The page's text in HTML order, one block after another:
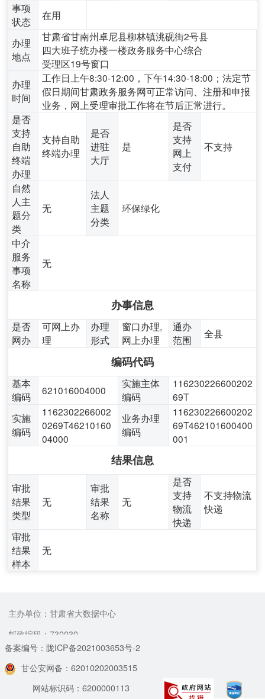
事项
状态
在用
办理
地点
甘肃省甘南州卓尼县柳林镇洮砚街2号县
四大班子统办楼一楼政务服务中心综合
受理区19号窗口
办理
时间
工作日上午8:30-12:00，下午14:30-18:00；法定节
假日期间甘肃政务服务网可正常访问、注册和申报
业务，网上受理审批工作将在节后正常进行。
是否
支持
自助
终端
办理
支持自助
终端办理
是否
进驻
大厅
是
是否
支持
网上
支付
不支持
自然
人主
题分
类
无
法人
主题
分类
环保绿化
中介
服务
事项
名称
无
办事信息
是否
网办
可网上办
理
办理
形式
窗口办理,
网上办理
通办
范围
全县
编码代码
基本
编码
621016004000
实施主体
编码
116230226600202
69T
实施
编码
1162302266002
0269T46210160
04000
业务办理
编码
116230226600202
69T462101600400
001
结果信息
审批
结果
类型
无
审批
结果
名称
无
是否
支持
物流
快递
不支持物流
快递
审批
结果
样本
无
主办单位：甘肃省大数据中心
邮政编码：730030
备案编号：陇ICP备2021003653号-2
甘公安网备：62010202003515
网站标识码：6200000113